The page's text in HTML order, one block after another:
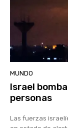
MUNDO
Israel
personas
Las fuerzas